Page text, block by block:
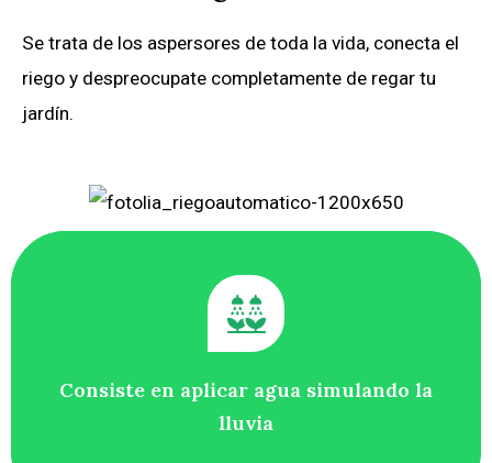
Se trata de los aspersores de toda la vida, conecta el
riego y despreocupate completamente de regar tu
jardín.
Consiste en aplicar agua simulando la
lluvia